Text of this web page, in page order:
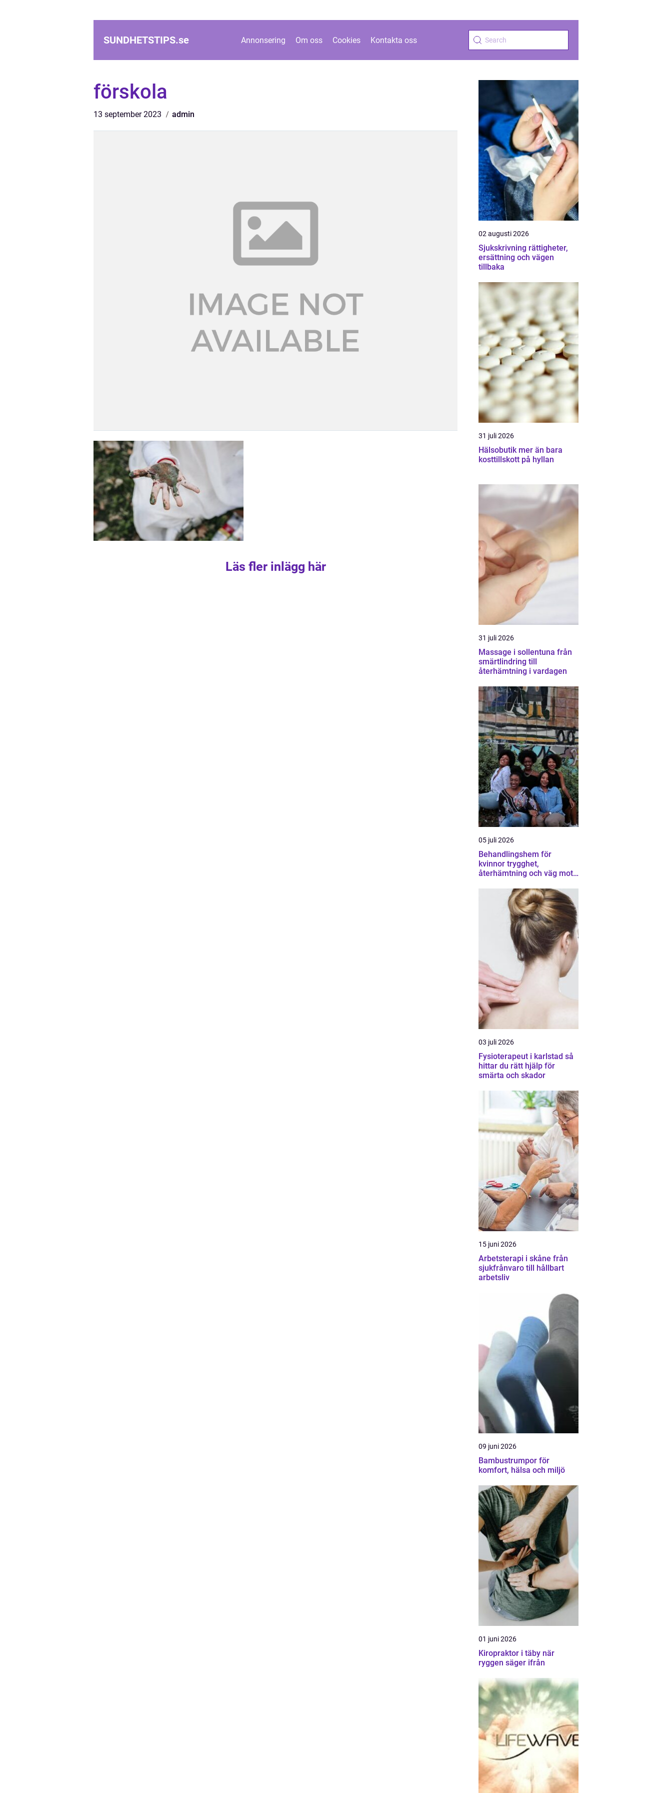
SUNDHETSTIPS.se Annonsering Om oss Cookies Kontakta oss
förskola
13 september 2023 admin
Läs fler inlägg här
02 augusti 2026
Sjukskrivning rättigheter,
ersättning och vägen
tillbaka
31 juli 2026
Hälsobutik mer än bara
kosttillskott på hyllan
31 juli 2026
Massage i sollentuna från
smärtlindring till
återhämtning i vardagen
05 juli 2026
Behandlingshem för
kvinnor trygghet,
återhämtning och väg mot
03 juli 2026
Fysioterapeut i karlstad så
hittar du rätt hjälp för
smärta och skador
15 juni 2026
Arbetsterapi i skåne från
sjukfrånvaro till hållbart
arbetsliv
09 juni 2026
Bambustrumpor för
komfort, hälsa och miljö
01 juni 2026
Kiropraktor i täby när
ryggen säger ifrån